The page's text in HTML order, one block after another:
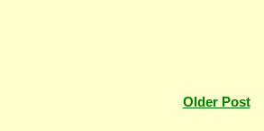
Older Post